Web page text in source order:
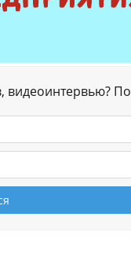
видеоинтервью?